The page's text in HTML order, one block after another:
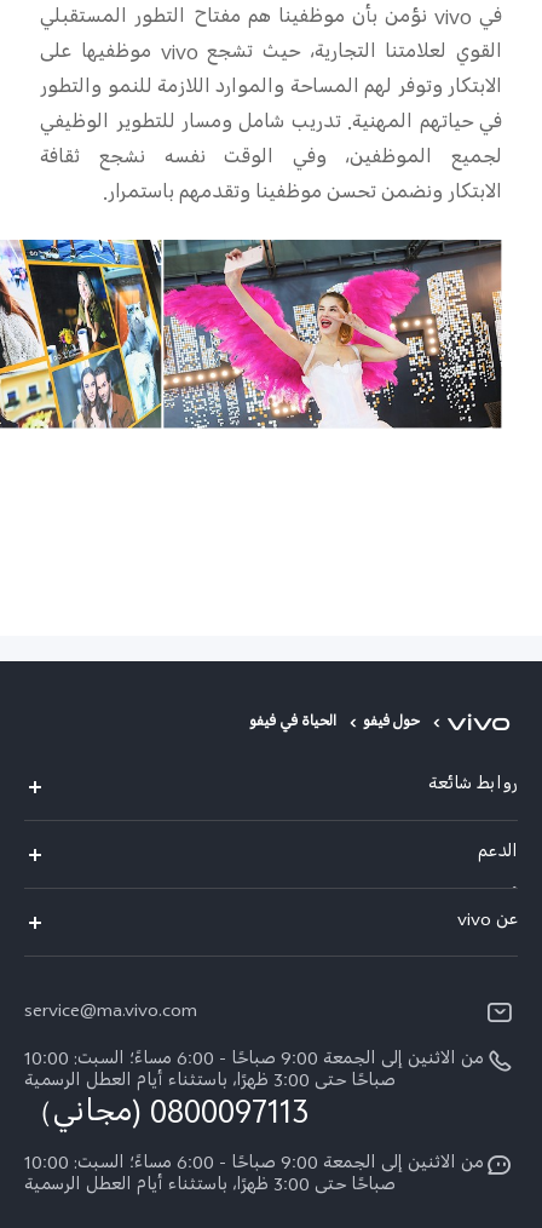
في vivo نؤمن بأن موظفينا هم مفتاح التطور المستقبلي
القوي لعلامتنا التجارية، حيث تشجع
vivo
موظفيها على
الابتكار وتوفر لهم المساحة والموارد اللازمة للنمو والتطور
فيحياتهم المهنية. تدريب شامل ومسار للتطوير الوظيفي
لجميع الموظفين، وفي الوقت نفسه نشجع ثقافة
الابتكارونضمن تحسن موظفينا وتقدمهم باستمرار.
حول فيفو الحياة في فيفو
روابط شائعة
Y31d
V70 FE
V40
Y29
Y04
الدعم
مركز الخدمة
Funtouch OS
مصادقة IMEI
تحديثات النظام
توجيهات بشأن ضمان vivo
عن vivo
الأخبار
الإشعارات القانونية
الاستدامة
service@ma.vivo.com
من الاثنين إلى الجمعة 9:00 صباحًا - 6:00 مساءً؛ السبت: 10:00
صباحًا حتى 3:00 ظهرًا، باستثناء أيام العطل الرسمية
0800097113 (مجاني）
من الاثنين إلى الجمعة 9:00 صباحًا - 6:00 مساءً؛ السبت: 10:00
صباحًا حتى 3:00 ظهرًا، باستثناء أيام العطل الرسمية